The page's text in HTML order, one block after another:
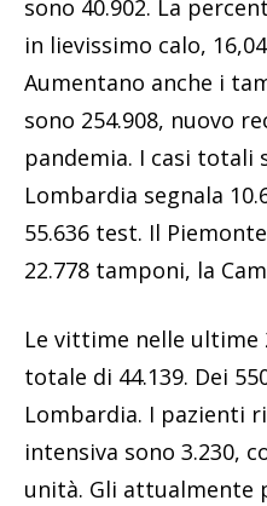
sono 40.902. La
in lievissimo calo,
Aumentano anche i
sono 254.908, nuovo
pandemia. I casi totali
Lombardia segnala
55.636 test. Il
22.778 tamponi, la
Le vittime nelle ultime
totale di 44.139. Dei
Lombardia. I pazienti
intensiva sono 3.230,
unità. Gli attualmente